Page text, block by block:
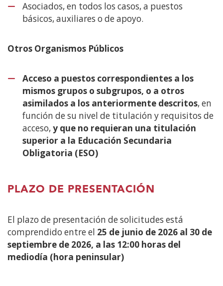
Asociados, en todos los casos, a puestos
básicos, auxiliares o de apoyo.
Otros Organismos Públicos
Acceso a puestos correspondientes a los
mismos grupos o subgrupos, o a otros
asimilados a los anteriormente descritos, en
función de su nivel de titulación y requisitos de
acceso, y que no requieran una titulación
superior a la Educación Secundaria
Obligatoria (ESO)
PLAZO DE PRESENTACIÓN
El plazo de presentación de solicitudes está
comprendido entre el 25 de junio de 2026 al 30 de
septiembre de 2026, a las 12:00 horas del
mediodía (hora peninsular)